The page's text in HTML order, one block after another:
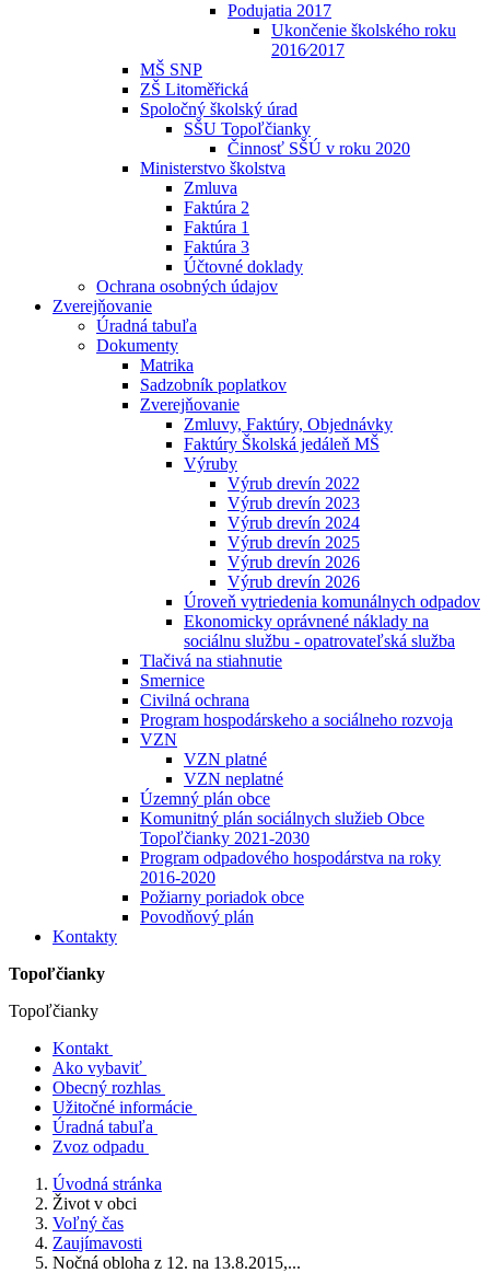
Podujatia 2017
Ukončenie školského roku
2016⁄2017
MŠ SNP
ZŠ Litoměřická
Spoločný školský úrad
SŠU Topoľčianky
Činnosť SŠÚ v roku 2020
Ministerstvo školstva
Zmluva
Faktúra 2
Faktúra 1
Faktúra 3
Účtovné doklady
Ochrana osobných údajov
Zverejňovanie
Úradná tabuľa
Dokumenty
Matrika
Sadzobník poplatkov
Zverejňovanie
Zmluvy, Faktúry, Objednávky
Faktúry Školská jedáleň MŠ
Výruby
Výrub drevín 2022
Výrub drevín 2023
Výrub drevín 2024
Výrub drevín 2025
Výrub drevín 2026
Výrub drevín 2026
Úroveň vytriedenia komunálnych odpadov
Ekonomicky oprávnené náklady na
sociálnu službu - opatrovateľská služba
Tlačivá na stiahnutie
Smernice
Civilná ochrana
Program hospodárskeho a sociálneho rozvoja
VZN
VZN platné
VZN neplatné
Územný plán obce
Komunitný plán sociálnych služieb Obce
Topoľčianky 2021-2030
Program odpadového hospodárstva na roky
2016-2020
Požiarny poriadok obce
Povodňový plán
Kontakty
Topoľčianky
Topoľčianky
Kontakt
Ako vybaviť
Obecný rozhlas
Užitočné informácie
Úradná tabuľa
Zvoz odpadu
Úvodná stránka
Život v obci
Voľný čas
Zaujímavosti
Nočná obloha z 12. na 13.8.2015,...